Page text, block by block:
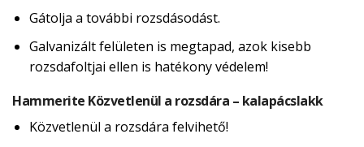
Gátolja a további rozsdásodást.
Galvanizált felületen is megtapad, azok kisebb
rozsdafoltjai ellen is hatékony védelem!
Hammerite Közvetlenül a rozsdára – kalapácslakk
Közvetlenül a rozsdára felvihető!